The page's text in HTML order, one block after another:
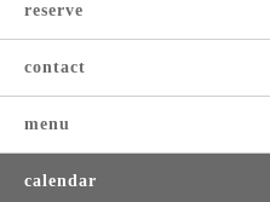
reserve
contact
menu
calendar